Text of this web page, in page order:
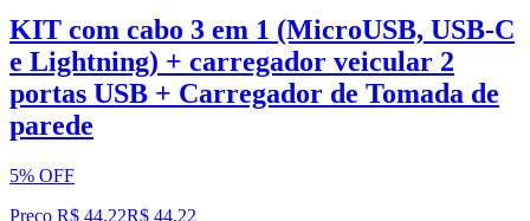
KIT com cabo 3 em 1 (MicroUSB, USB-C
e Lightning) + carregador veicular 2
portas USB + Carregador de Tomada de
parede
5% OFF
Preço R$ 44,22R$ 44,22